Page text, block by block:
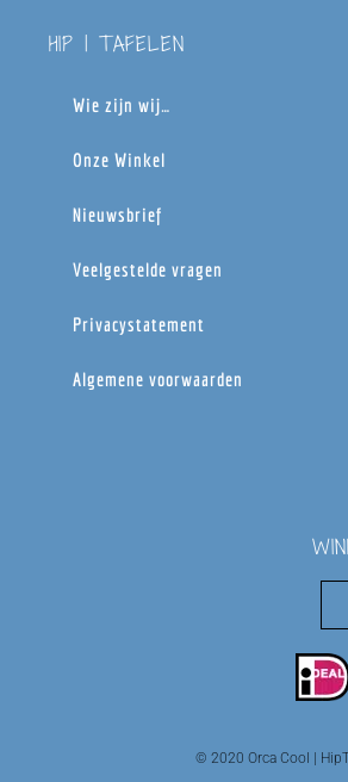
HIP | TAFELEN
Wie zijn wij…
Onze Winkel
Nieuwsbrief
Veelgestelde vragen
Privacystatement
Algemene voorwaarden
© 2020 Orca Cool |